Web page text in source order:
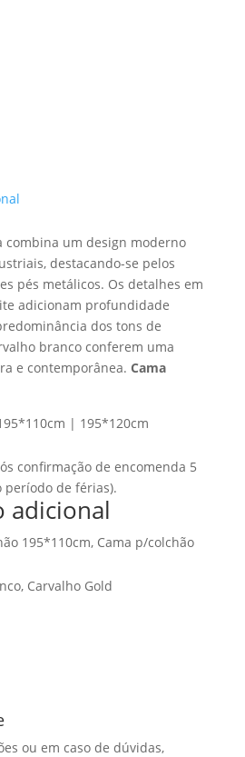
combina um design moderno
destacando-se pelos
pés metálicos. Os detalhes em
adicionam profundidade
dos tons de
branco conferem uma
e contemporânea. Cama
| 195*120cm
confirmação de encomenda 5
período de férias).
adicional
195*110cm, Cama p/colchão
Carvalho Gold
ou em caso de dúvidas,